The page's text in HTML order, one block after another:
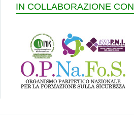
IN COLLABORAZIONE CON